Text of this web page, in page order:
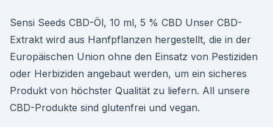
Sensi Seeds CBD-Öl, 10 ml, 5 % CBD Unser CBD-
Extrakt wird aus Hanfpflanzen hergestellt, die in der
Europäischen Union ohne den Einsatz von Pestiziden
oder Herbiziden angebaut werden, um ein sicheres
Produkt von höchster Qualität zu liefern. All unsere
CBD-Produkte sind glutenfrei und vegan.